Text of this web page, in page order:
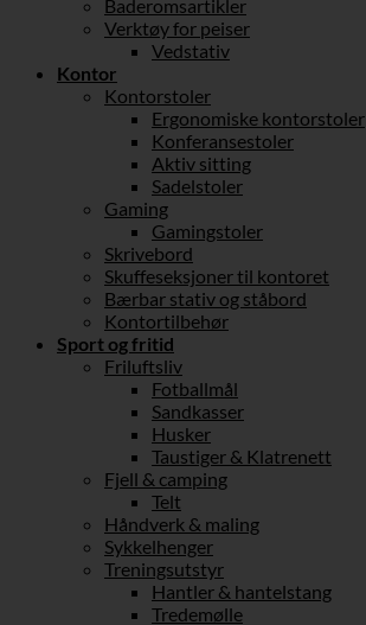
Baderomsartikler
Verktøy for peiser
Vedstativ
Kontor
Kontorstoler
Ergonomiske kontorstoler
Konferansestoler
Aktiv sitting
Sadelstoler
Gaming
Gamingstoler
Skrivebord
Skuffeseksjoner til kontoret
Bærbar stativ og ståbord
Kontortilbehør
Sport og fritid
Friluftsliv
Fotballmål
Sandkasser
Husker
Taustiger & Klatrenett
Fjell & camping
Telt
Håndverk & maling
Sykkelhenger
Treningsutstyr
Hantler & hantelstang
Tredemølle